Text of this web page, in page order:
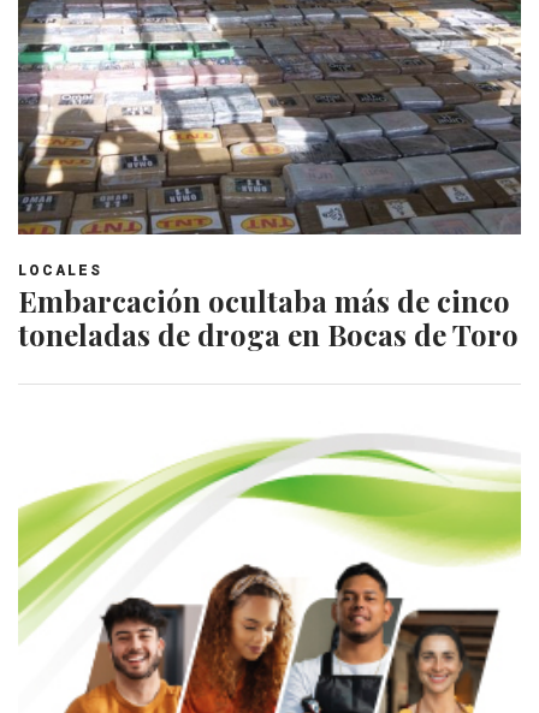
LOCALES
Embarcación ocultaba más de cinco
toneladas de droga en Bocas de Toro